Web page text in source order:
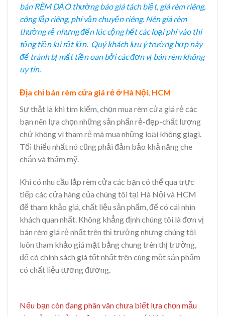
bán RÈM DẠO thường báo giá tách biệt, giá rèm riêng,
công lắp riêng, phí vận chuyển riêng. Nên giá rèm
thường rẻ nhưng đến lúc cộng hết các loại phí vào thì
tổng tiền lại rất lớn. Quý khách lưu ý trường hợp này
để tránh bị mất tiền oan bởi các đơn vị bán rèm không
uy tín.
Địa chỉ bán rèm cửa giá rẻ ở Hà Nội, HCM
Sự thật là khi tìm kiếm, chọn mua rèm cửa giá rẻ các
bạn nên lựa chọn những sản phẩn rẻ-đẹp-chất lượng
chứ không vì tham rẻ mà mua những loại không giagì.
Tối thiểu nhất nó cũng phải đảm bảo khả năng che
chắn và thẩm mỹ.
Khi có nhu cầu lắp rèm cửa các bạn có thể qua trực
tiếp các cửa hàng của chúng tôi tại Hà Nội và HCM
để tham khảo giá, chất liệu sản phẩm, để có cái nhìn
khách quan nhất. Không khẳng định chúng tôi là đơn vị
bán rèm giá rẻ nhất trên thị trường nhưng chúng tôi
luôn tham khảo giá mặt bằng chung trên thị trường,
để có chính sách giá tốt nhất trên cùng một sản phẩm
có chất liệu tương đương.
Nếu bạn còn đang phân vân chưa biết lựa chọn mẫu